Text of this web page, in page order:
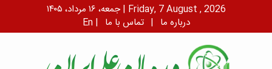
جمعه، ۱۶ مرداد، ۱۴۰۵ | Friday, 7 August , 2026
En | درباره ما | تماس با ما